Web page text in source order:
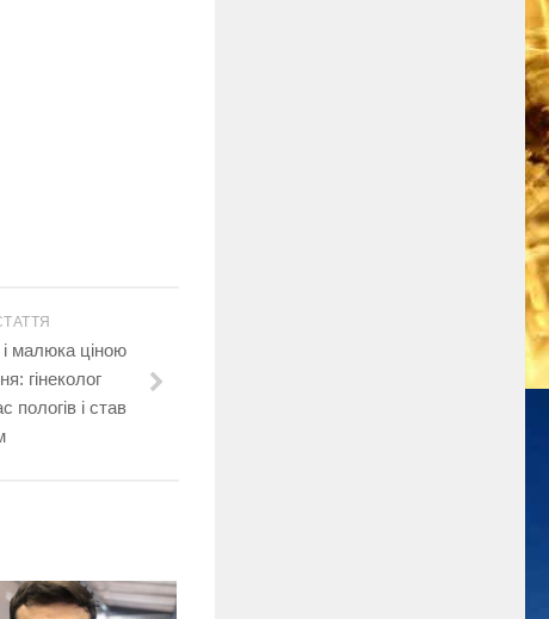
малюка ціною
гінеколог
пологів і став